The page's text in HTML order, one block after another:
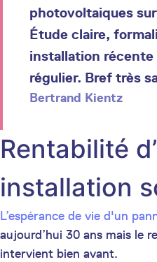
photovoltaiques
Étude claire,
installation
régulier. Bref très
Bertrand Kientz
Rentabilité
installation
L’espérance de vie d'un
aujourd’hui 30 ans mais le
intervient bien avant.